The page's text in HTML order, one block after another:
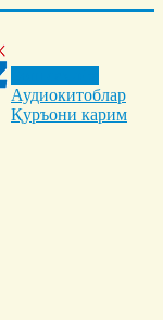
Аудиокитоблар
Қуръони карим